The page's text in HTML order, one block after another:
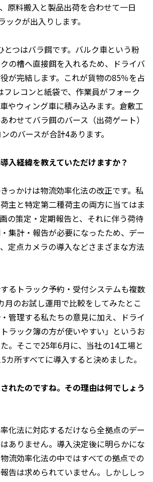
原料搬入と製品出荷を合わせて一日
クが出入りします。
とつはバラ餌です。バルク車という粉
の槽へ直接餌を入れるため、ドライバ
が完結します。これが貨物の85％を占
フレコンと紙袋で、作業員がフォーク
やウィング車に積み込みます。倉敷工
わせてバラ餌のバース（出荷ゲート）
のバースが合計4あります。
経緯を教えていただけますか？
っかけは物流効率化法の改正です。私
主と特定第二種荷主の両方に当てはま
の策定・定期報告と、それに伴う荷待
集計・報告が必要になったため、デー
定点カメラの導入などさまざまな方法
るトラック予約・受付システムも複数
月のお試し運用で比較をしてみたとこ
管理する私たちの意見に加え、ドライ
ラック簿の方が使いやすい」というお
。そこで25年6月に、当社の14工場と
カ所すべてに導入すると決めました。
れたのですね。その理由は何でしょう
化法に対応するだけなら全拠点のデー
ありません。導入決定後に明らかにな
流効率化法の中ではすべての拠点での
告は求められていません。しかししっ